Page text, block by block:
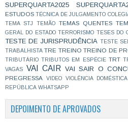
SUPERQUARTA2025
ESTUDOS TÉCNICA DE JULGAMENTO
TEMA STJ TEMÃO TEMAS QUENTES
GERAL DO ESTADO TERRORISMO TESES DO
TESTE DE JURISPRUDÊNCIA TESTE
TRABALHISTA TRE TREINO TREINO DE
TRIBUTÁRIO TRIBUTOS EM ESPÉCIE TRT
VAGAS
VAI CAIR VAI SAIR O
PREGRESSA
VIDEO VIOLÊNCIA DOMÉSTICA
REPÚBLICA WHATSAPP
DEPOIMENTO DE APROVADOS